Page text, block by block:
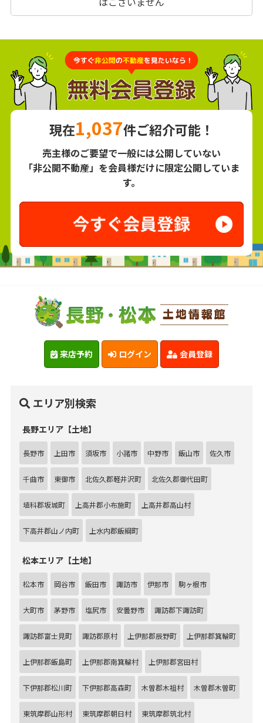
現在1,037件ご紹介可能！
売主様のご要望で一般には公開していない
「非公開不動産」を会員様だけに限定公開していま
す。
来店予約 ログイン 会員登録
エリア別検索
長野エリア【土地】
長野市 上田市 須坂市 小諸市 中野市 飯山市 佐久市
千曲市 東御市 北佐久郡軽井沢町 北佐久郡御代田町
埴科郡坂城町 上高井郡小布施町 上高井郡高山村
下高井郡山ノ内町 上水内郡飯綱町
松本エリア【土地】
松本市 岡谷市 飯田市 諏訪市 伊那市 駒ヶ根市
大町市 茅野市 塩尻市 安曇野市 諏訪郡下諏訪町
諏訪郡富士見町 諏訪郡原村 上伊那郡辰野町 上伊那郡箕輪町
上伊那郡飯島町 上伊那郡南箕輪村 上伊那郡宮田村
下伊那郡松川町 下伊那郡高森町 木曽郡木祖村 木曽郡木曽町
東筑摩郡山形村 東筑摩郡朝日村 東筑摩郡筑北村